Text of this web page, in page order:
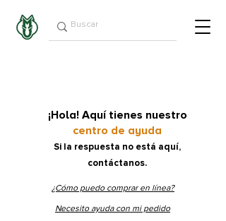
¡Hola! Aquí tienes nuestro
centro de ayuda
Si la respuesta no está aquí,
contáctanos.
Necesito ayuda con mi pedido
¿Cómo puedo comprar en línea?